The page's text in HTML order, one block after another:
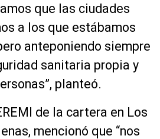
que las ciudades
a los que estábamos
anteponiendo siempre
sanitaria propia y
planteó.
de la cartera en Los
mencionó que “nos